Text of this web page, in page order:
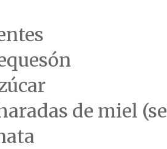
de miel